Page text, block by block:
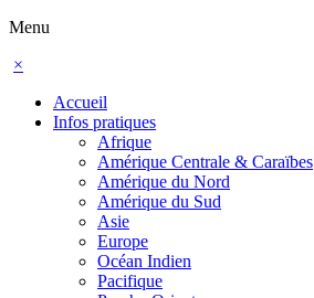
Menu
×
Accueil
Infos pratiques
Afrique
Amérique Centrale & Caraïbes
Amérique du Nord
Amérique du Sud
Asie
Europe
Océan Indien
Pacifique